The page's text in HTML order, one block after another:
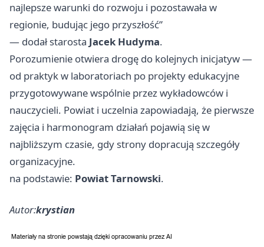
najlepsze warunki do rozwoju i pozostawała w
regionie, budując jego przyszłość”
— dodał starosta Jacek Hudyma.
Porozumienie otwiera drogę do kolejnych inicjatyw —
od praktyk w laboratoriach po projekty edukacyjne
przygotowywane wspólnie przez wykładowców i
nauczycieli. Powiat i uczelnia zapowiadają, że pierwsze
zajęcia i harmonogram działań pojawią się w
najbliższym czasie, gdy strony dopracują szczegóły
organizacyjne.
na podstawie: Powiat Tarnowski.
Autor:krystian